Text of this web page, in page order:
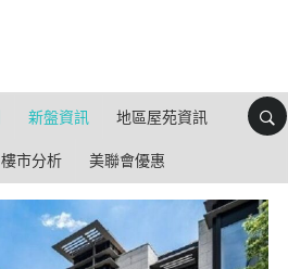
新盤資訊 地區屋苑資訊
樓市分析 美聯會優惠